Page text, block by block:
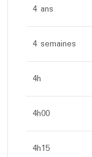
4 ans
4 semaines
4h
4h00
4h15